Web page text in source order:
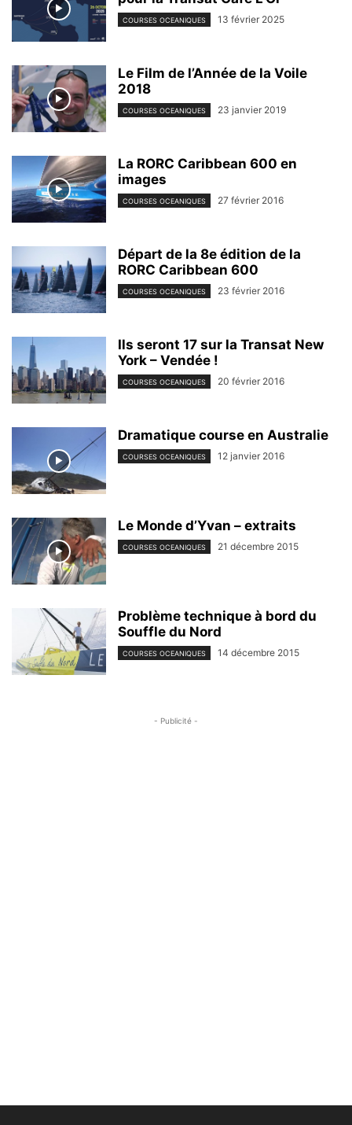
COURSES OCEANIQUES 13 février 2025
Le Film de l’Année de la Voile
2018
COURSES OCEANIQUES 23 janvier 2019
La RORC Caribbean 600 en
images
COURSES OCEANIQUES 27 février 2016
Départ de la 8e édition de la
RORC Caribbean 600
COURSES OCEANIQUES 23 février 2016
Ils seront 17 sur la Transat New
York – Vendée !
COURSES OCEANIQUES 20 février 2016
Dramatique course en Australie
COURSES OCEANIQUES 12 janvier 2016
Le Monde d’Yvan – extraits
COURSES OCEANIQUES 21 décembre 2015
Problème technique à bord du
Souffle du Nord
COURSES OCEANIQUES 14 décembre 2015
- Publicité -